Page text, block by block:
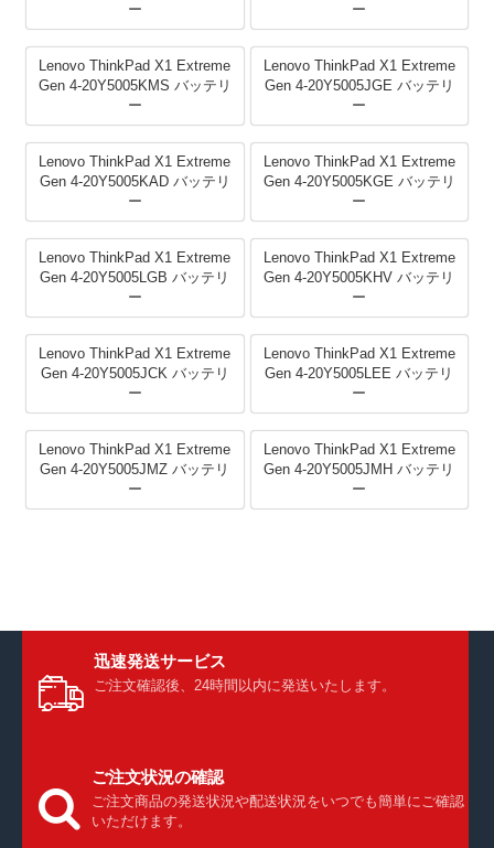
ー
ー
Lenovo ThinkPad X1 Extreme
Gen 4-20Y5005KMS バッテリ
ー
Lenovo ThinkPad X1 Extreme
Gen 4-20Y5005JGE バッテリ
ー
Lenovo ThinkPad X1 Extreme
Gen 4-20Y5005KAD バッテリ
ー
Lenovo ThinkPad X1 Extreme
Gen 4-20Y5005KGE バッテリ
ー
Lenovo ThinkPad X1 Extreme
Gen 4-20Y5005LGB バッテリ
ー
Lenovo ThinkPad X1 Extreme
Gen 4-20Y5005KHV バッテリ
ー
Lenovo ThinkPad X1 Extreme
Gen 4-20Y5005JCK バッテリ
ー
Lenovo ThinkPad X1 Extreme
Gen 4-20Y5005LEE バッテリ
ー
Lenovo ThinkPad X1 Extreme
Gen 4-20Y5005JMZ バッテリ
ー
Lenovo ThinkPad X1 Extreme
Gen 4-20Y5005JMH バッテリ
ー
迅速発送サービス
ご注文確認後、24時間以内に発送いたします。
ご注文状況の確認
ご注文商品の発送状況や配送状況をいつでも簡単にご確認
いただけます。